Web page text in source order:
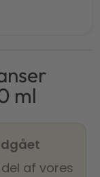
ml
af vores